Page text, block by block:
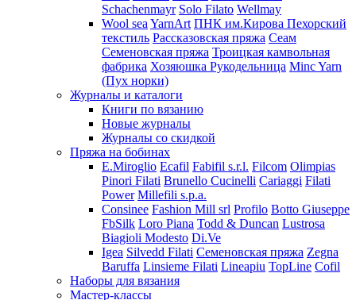
Schachenmayr Solo Filato Wellmay
Wool sea YarnArt ПНК им.Кирова Пехорский
текстиль Рассказовская пряжа Сеам
Семеновская пряжа Троицкая камвольная
фабрика Хозяюшка Рукодельница Minc Yarn
(Пух норки)
Журналы и каталоги
Книги по вязанию
Новые журналы
Журналы со скидкой
Пряжа на бобинах
E.Miroglio Ecafil Fabifil s.r.l. Filcom Olimpias
Pinori Filati Brunello Cucinelli Cariaggi Filati
Power Millefili s.p.a.
Consinee Fashion Mill srl Profilo Botto Giuseppe
FbSilk Loro Piana Todd & Duncan Lustrosa
Biagioli Modesto Di.Ve
Igea Silvedd Filati Семеновская пряжа Zegna
Baruffa Linsieme Filati Lineapiu TopLine Cofil
Наборы для вязания
Мастер-классы